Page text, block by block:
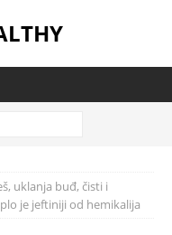
uklanja buđ, čisti i
je jeftiniji od hemikalija